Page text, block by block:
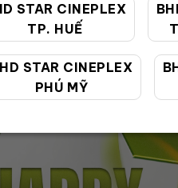
STAR CINEPLEX
TP. HUẾ
STAR CINEPLEX
PHÚ MỸ
ĐÃI ĐẶC BIỆT